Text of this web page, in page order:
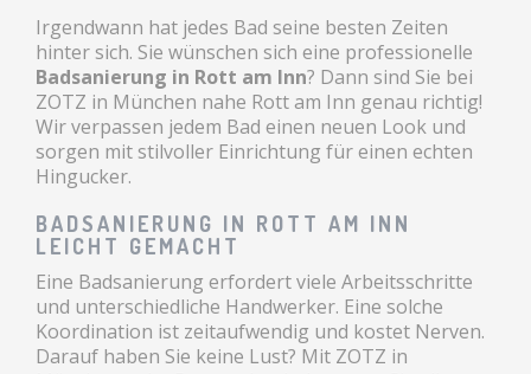
Irgendwann hat jedes Bad seine besten Zeiten
hinter sich. Sie wünschen sich eine professionelle
Badsanierung in Rott am Inn? Dann sind Sie bei
ZOTZ in München nahe Rott am Inn genau richtig!
Wir verpassen jedem Bad einen neuen Look und
sorgen mit stilvoller Einrichtung für einen echten
Hingucker.
BADSANIERUNG IN ROTT AM INN
LEICHT GEMACHT
Eine Badsanierung erfordert viele Arbeitsschritte
und unterschiedliche Handwerker. Eine solche
Koordination ist zeitaufwendig und kostet Nerven.
Darauf haben Sie keine Lust? Mit ZOTZ in